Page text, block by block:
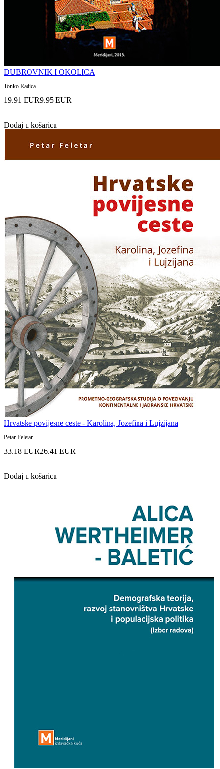
DUBROVNIK I OKOLICA
Tonko Radica
19.91 EUR9.95 EUR
Dodaj u košaricu
Hrvatske povijesne ceste - Karolina, Jozefina i Lujzijana
Petar Feletar
33.18 EUR26.41 EUR
Dodaj u košaricu